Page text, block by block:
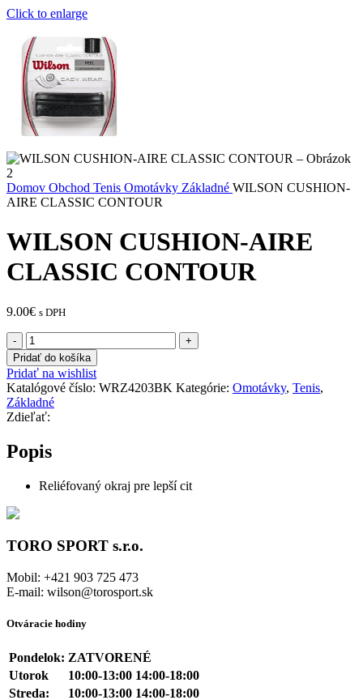
Click to enlarge
Domov Obchod Tenis Omotávky Základné WILSON CUSHION-
AIRE CLASSIC CONTOUR
WILSON CUSHION-AIRE
CLASSIC CONTOUR
9.00€ s DPH
množstvo
WILSON
CUSHION-
AIRE
CLASSIC
CONTOUR
Pridať do košíka
Pridať na wishlist
Katalógové číslo: WRZ4203BK Kategórie: Omotávky, Tenis,
Základné
Zdieľať:
Popis
Reliéfovaný okraj pre lepší cit
TORO SPORT s.r.o.
Mobil: +421 903 725 473
E-mail: wilson@torosport.sk
Otváracie hodiny
Pondelok: ZATVORENÉ
Utorok
10:00-13:00 14:00-18:00
Streda:
10:00-13:00 14:00-18:00